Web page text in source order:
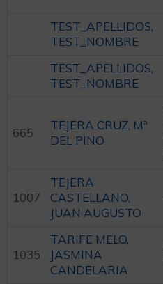
TEST_APELLIDOS,
TEST_NOMBRE
TEST_APELLIDOS,
TEST_NOMBRE
665
TEJERA CRUZ, Mª
DEL PINO
1007
TEJERA
CASTELLANO,
JUAN AUGUSTO
1035
TARIFE MELO,
JASMINA
CANDELARIA